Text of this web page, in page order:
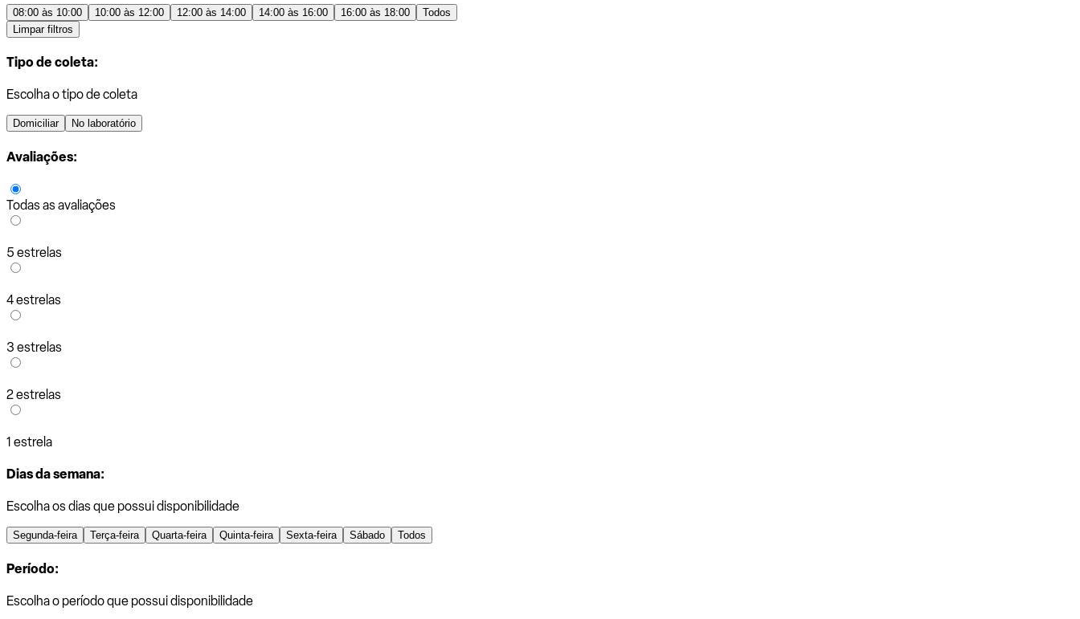
08:00 às 10:00 10:00 às 12:00 12:00 às 14:00 14:00 às 16:00 16:00 às 18:00
Todos
Limpar filtros
Tipo de coleta:
Escolha o tipo de coleta
Domiciliar No laboratório
Avaliações:
Todas as avaliações
5 estrelas
4 estrelas
3 estrelas
2 estrelas
1 estrela
Dias da semana:
Escolha os dias que possui disponibilidade
Segunda-feira Terça-feira Quarta-feira Quinta-feira Sexta-feira Sábado Todos
Período:
Escolha o período que possui disponibilidade